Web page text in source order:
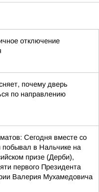
отключение
почему дверь
по направлению
Сегодня вместе со
побывал в Нальчике на
призе (Дерби),
первого Президента
Валерия Мухамедовича